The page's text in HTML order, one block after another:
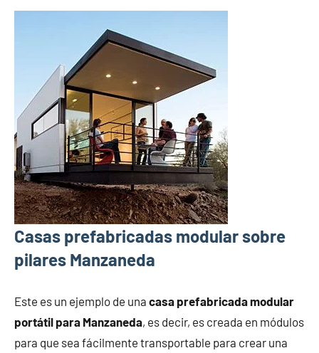
Casas prefabricadas modular sobre
pilares Manzaneda
Este es un ejemplo de una casa prefabricada modular
portátil para Manzaneda, es decir, es creada en módulos
para que sea fácilmente transportable para crear una